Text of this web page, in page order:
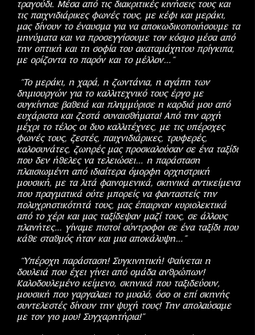
τραγούδι. Μέσα από τις διακριτικές κινήσεις τους και
τις παιχνιδιάρικες φωνές τους, με κέφι και μεράκι,
μας δίνουν το έναυσμα για να αποκωδικοποιήσουμε τα
μηνύματα και να προσεγγίσουμε τον κόσμο μέσα από
την οπτική και τη σοφία του ακαταμάχητου πρίγκιπα,
με ορίζοντα το παρόν και το μέλλον…”
“Το μεράκι, η χαρά, η ζωντάνια, η αγάπη των
δημιουργών για το καλλιτεχνικό τους έργο με
συγκίνησε βαθειά και πλημμύρισε η καρδιά μου από
ευχάριστα και ζεστά συναισθήματα! Από την αρχή
μέχρι το τέλος οι δυο καλλιτέχνες, με τις υπέροχες
φωνές τους, ζεστές, παιχνιδιάρικες, τρυφερές,
καλοσυνάτες, ζωηρές μας προσκαλούσαν σε ένα ταξίδι
που δεν ήθελες να τελειώσει… η παράσταση
πλαισιωμένη από ιδιαίτερα όμορφη ορχηστρική
μουσική, με τα λιτά φαινομενικά, σκηνικά αντικείμενα
που πραγματικά ούτε μπορείς να φανταστείς την
πολυχρηστικότητά τους, μας έπαιρναν κυριολεκτικά
από το χέρι και μας ταξίδεψαν μαζί τους, σε άλλους
πλανήτες… γίναμε πιστοί σύντροφοι σε ένα ταξίδι που
κάθε σταθμός ήταν και μια αποκάλυψη…”
“Υπέροχη παράσταση! Συγκινητική! Φαίνεται η
δουλειά που έχει γίνει από ομάδα ανθρώπων!
Καλοδουλεμένο κείμενο, σκηνικά που ταξιδεύουν,
μουσική που γαργαλαει το μυαλό, όσο οι επί σκηνής
συντελεστές δίνουν την ψυχή τους! Την απολαύσαμε
με τον γιο μου! Συγχαρητήρια!”